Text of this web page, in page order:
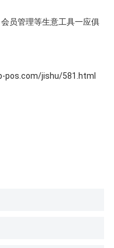
员管理等生意工具一应俱
pos.com/jishu/581.html